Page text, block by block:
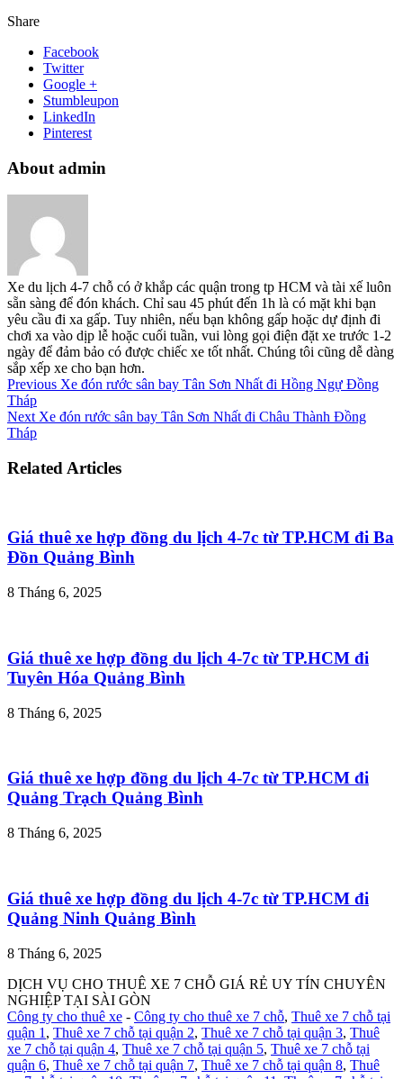
Share
Facebook
Twitter
Google +
Stumbleupon
LinkedIn
Pinterest
About admin
Xe du lịch 4-7 chỗ có ở khắp các quận trong tp HCM và tài xế luôn
sẵn sàng để đón khách. Chỉ sau 45 phút đến 1h là có mặt khi bạn
yêu cầu đi xa gấp. Tuy nhiên, nếu bạn không gấp hoặc dự định đi
chơi xa vào dịp lễ hoặc cuối tuần, vui lòng gọi điện đặt xe trước 1-2
ngày để đảm bảo có được chiếc xe tốt nhất. Chúng tôi cũng dễ dàng
sắp xếp xe cho bạn hơn.
Previous Xe đón rước sân bay Tân Sơn Nhất đi Hồng Ngự Đồng
Tháp
Next Xe đón rước sân bay Tân Sơn Nhất đi Châu Thành Đồng
Tháp
Related Articles
Giá thuê xe hợp đồng du lịch 4-7c từ TP.HCM đi Ba
Đồn Quảng Bình
8 Tháng 6, 2025
Giá thuê xe hợp đồng du lịch 4-7c từ TP.HCM đi
Tuyên Hóa Quảng Bình
8 Tháng 6, 2025
Giá thuê xe hợp đồng du lịch 4-7c từ TP.HCM đi
Quảng Trạch Quảng Bình
8 Tháng 6, 2025
Giá thuê xe hợp đồng du lịch 4-7c từ TP.HCM đi
Quảng Ninh Quảng Bình
8 Tháng 6, 2025
DỊCH VỤ CHO THUÊ XE 7 CHỖ GIÁ RẺ UY TÍN CHUYÊN
NGHIỆP TẠI SÀI GÒN
Công ty cho thuê xe - Công ty cho thuê xe 7 chỗ, Thuê xe 7 chỗ tại
quận 1 , Thuê xe 7 chỗ tại quận 2, Thuê xe 7 chỗ tại quận 3, Thuê
xe 7 chỗ tại quận 4, Thuê xe 7 chỗ tại quận 5, Thuê xe 7 chỗ tại
quận 6, Thuê xe 7 chỗ tại quận 7, Thuê xe 7 chỗ tại quận 8, Thuê